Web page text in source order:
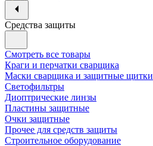
Средства защиты
Смотреть все товары
Краги и перчатки сварщика
Маски сварщика и защитные щитки
Светофильтры
Диоптрические линзы
Пластины защитные
Очки защитные
Прочее для средств защиты
Строительное оборудование